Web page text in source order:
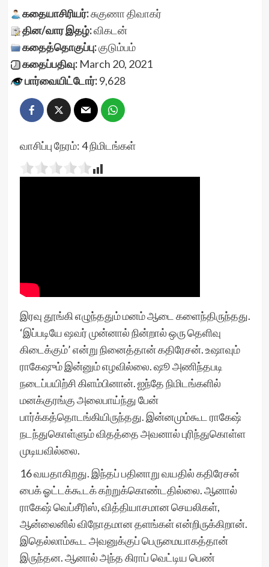
கதையாசிரியர்:சுகுணா திவாகர்
தின/வார இதழ்:விகடன்
கதைத்தொகுப்பு:குடும்பம்
கதைப்பதிவு:March 20, 2021
பார்வையிட்டோர்:9,628
வாசிப்பு நேரம்:4நிமிடங்கள்
இரவு தூங்கி எழுந்ததும் மனம் ஆடை களைந்திருந்தது.
‘இப்படியே ஷவர் முன்னால் நின்றால் ஒரு தெளிவு
கிடைக்கும்’ என்று நினைத்தான் கதிரேசன். உஷாவும்
ராகேஷும் இன்னும் எழவில்லை. ஷூ அணிந்தபடி
நடைப்பயிற்சி கிளம்பினான். ஐந்தே நிமிடங்களில்
மனக்குரங்கு அலைபாய்ந்து பேன்
பார்க்கத்தொடங்கியிருந்தது. இன்னமும்கூட ராகேஷ்
நடந்துகொள்ளும் விதத்தை அவனால் புரிந்துகொள்ள
முடியவில்லை.
16 வயதாகிறது. இந்தப் பதினாறு வயதில் கதிரேசன்
பைக் ஓட்டக்கூடக் கற்றுக்கொண்டதில்லை. ஆனால்
ராகேஷ் வெப்சீரிஸ், வித்தியாசமான செயலிகள்,
ஆன்லைனில் விநோதமான தளங்கள் என்றிருக்கிறான்.
இதெல்லாம்கூட அவனுக்குப் பெருமையாகத்தான்
இருந்தன. ஆனால் அந்த கிராப் வெட்டிய பெண்